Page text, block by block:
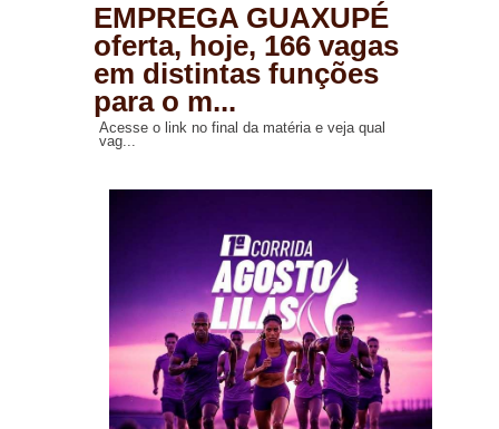
EMPREGA GUAXUPÉ
oferta, hoje, 166 vagas
em distintas funções
para o m...
Acesse o link no final da matéria e veja qual
vag...